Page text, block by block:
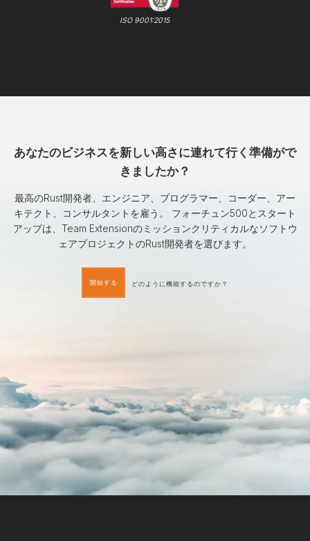
ISO 9001:2015
あなたのビジネスを新しい高さに連れて行く準備がで
きましたか？
最高のRust開発者、エンジニア、プログラマー、コーダー、アー
キテクト、コンサルタントを雇う。 フォーチュン500とスタート
アップは、Team Extensionのミッションクリティカルなソフトウ
ェアプロジェクトのRust開発者を選びます。
開始する どのように機能するのですか？